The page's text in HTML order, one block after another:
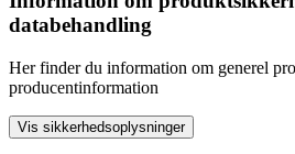
databehandling
Her finder du information om generel
producentinformation
Vis sikkerhedsoplysninger